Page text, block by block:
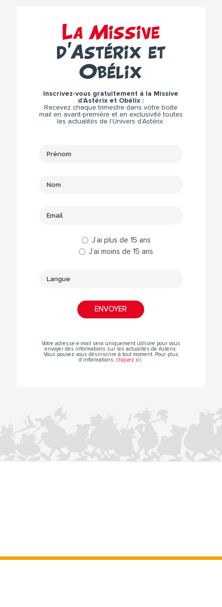
La Missive
d’Astérix et
Obélix
Inscrivez-vous gratuitement à la Missive
d’Astérix et Obélix :
Recevez chaque trimestre dans votre boite
mail en avant-première et en exclusivité toutes
les actualités de l’Univers d’Astérix.
J’ai plus de 15 ans
J’ai moins de 15 ans
Votre adresse e-mail sera uniquement utilisée pour vous
envoyer des informations sur les actualités de Astérix.
Vous pouvez vous désinscrire à tout moment. Pour plus
d’informations,cliquez ici.